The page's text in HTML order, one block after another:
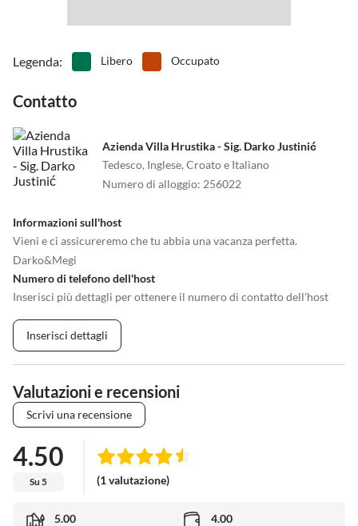
Legenda: Libero Occupato
Contatto
Azienda Villa Hrustika - Sig. Darko Justinić
Tedesco, Inglese, Croato e Italiano
Numero di alloggio: 256022
Informazioni sull'host
Vieni e ci assicureremo che tu abbia una vacanza perfetta.
Darko&Megi
Numero di telefono dell'host
Inserisci più dettagli per ottenere il numero di contatto dell'host
Inserisci dettagli
Valutazioni e recensioni
Scrivi una recensione
4.50
Su 5 (1 valutazione)
5.00 4.00